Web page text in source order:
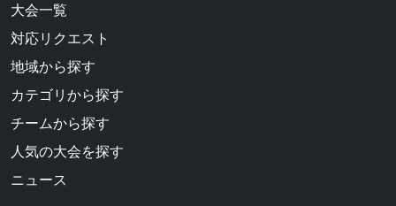
大会一覧
対応リクエスト
地域から探す
カテゴリから探す
チームから探す
人気の大会を探す
ニュース